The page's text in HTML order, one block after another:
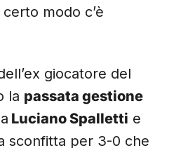
modo c’è
giocatore del
la passata gestione
Luciano Spalletti e
sconfitta per 3-0 che